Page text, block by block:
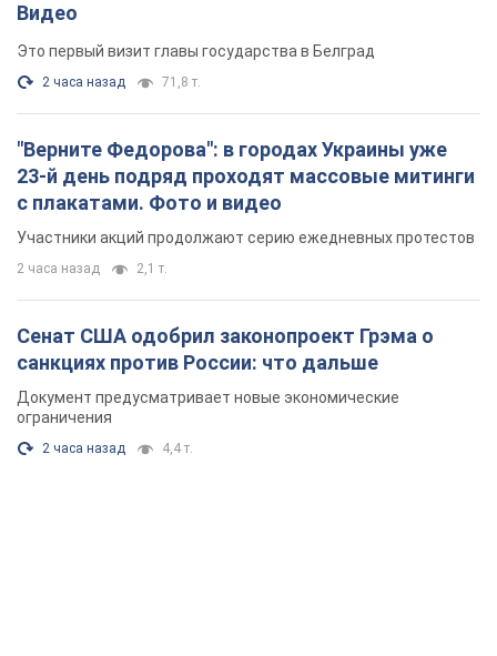
Видео
Это первый визит главы государства в Белград
2 часа назад 71,8 т.
"Верните Федорова": в городах Украины уже
23-й день подряд проходят массовые митинги
с плакатами. Фото и видео
Участники акций продолжают серию ежедневных протестов
2 часа назад 2,1 т.
Сенат США одобрил законопроект Грэма о
санкциях против России: что дальше
Документ предусматривает новые экономические
ограничения
2 часа назад 4,4 т.